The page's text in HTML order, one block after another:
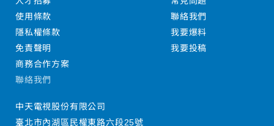
使用條款
隱私權條款
免責聲明
商務合作方案
聯絡我們
我要爆料
我要投稿
聯絡我們
中天電視股份有限公司
臺北市內湖區民權東路六段25號